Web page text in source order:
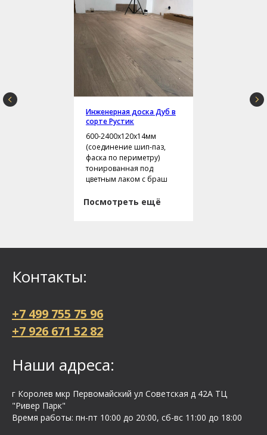
Инженерная доска Дуб в
сорте Рустик
600-2400х120х14мм
(соединение шип-паз,
фаска по периметру)
тонированная под
цветным лаком с браш
Посмотреть ещё
Контакты:
+7 499 755 75 96
+7 926 671 52 82
Наши адреса:
г Королев мкр Первомайский ул Cоветская д 42А ТЦ
"Ривер Парк"
Время работы: пн-пт 10:00 до 20:00, сб-вс 11:00 до 18:00